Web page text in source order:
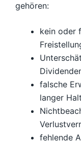
gehören:
kein oder
falsche
langer
fehlende